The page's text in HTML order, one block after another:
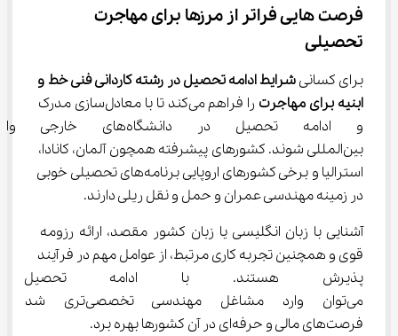
فرصت هایی فراتر از مرزها برای مهاجرت
تحصیلی
برای کسانی شرایط ادامه تحصیل در رشته کاردانی فنی خط و
ابنیه برای مهاجرت
را فراهم می‌کند تا با معادل‌سازی مدرک
و ادامه تحصیل در
بین‌المللی شوند. کشورهای پیشرفته همچون آلمان، کانادا،
استرالیا و برخی کشورهای اروپایی برنامه‌های تحصیلی خوبی
در زمینه مهندسی عمران و حمل و نقل ریلی دارند.
آشنایی با زبان انگلیسی یا زبان کشور مقصد، ارائه رزومه
قوی و همچنین تجربه کاری مرتبط، از عوامل مهم در فرآیند
پذیرش هستند. با ادامه
می‌توان وارد مشاغل مهندسی
فرصت‌های مالی و حرفه‌ای در آن کشورها بهره برد.